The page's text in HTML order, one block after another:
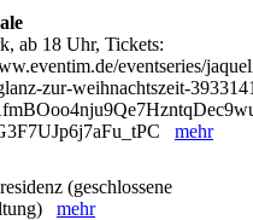
ab 18 Uhr, Tickets:
eventseries/
zur-weihnachtszeit-
mehr
(geschlossene
mehr